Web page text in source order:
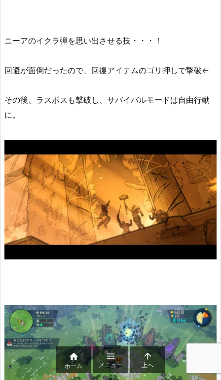
ニーアのイクラ弾を思い出させる技・・・！
回避が面倒だったので、回復アイテムのゴリ押しで撃破←
その後、ラスボスも撃破し、サバイバルモードは自由行動
に。

ホーム

メニュー

上へ